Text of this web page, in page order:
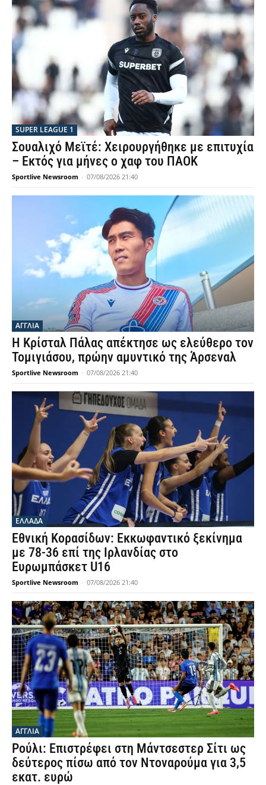
SUPER LEAGUE 1
Σουαλιχό Μεϊτέ: Χειρουργήθηκε με επιτυχία
– Εκτός για μήνες ο χαφ του ΠΑΟΚ
Sportlive Newsroom - 07/08/2026 21:40
ΑΓΓΛΙΑ
Η Κρίσταλ Πάλας απέκτησε ως ελεύθερο τον
Τομιγιάσου, πρώην αμυντικό της Άρσεναλ
Sportlive Newsroom - 07/08/2026 21:40
ΕΛΛΑΔΑ
Εθνική Κορασίδων: Εκκωφαντικό ξεκίνημα
με 78-36 επί της Ιρλανδίας στο
Ευρωμπάσκετ U16
Sportlive Newsroom - 07/08/2026 21:40
ΑΓΓΛΙΑ
Ρούλι: Επιστρέφει στη Μάντσεστερ Σίτι ως
δεύτερος πίσω από τον Ντοναρούμα για 3,5
εκατ. ευρώ